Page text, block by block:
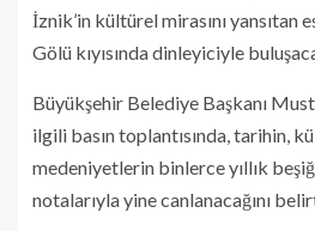
İznik’in kültürel mirasını yansıtan
Gölü kıyısında dinleyiciyle
Büyükşehir Belediye Başkanı
ilgili basın toplantısında, tarihin,
medeniyetlerin binlerce yıllık beşiği
notalarıyla yine canlanacağını